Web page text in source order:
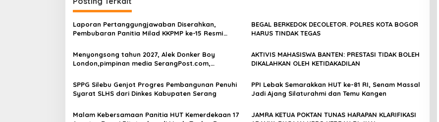
Laporan Pertanggungjawaban Diserahkan,
Pembubaran Panitia Milad KKPMP ke-15 Resmi
BEGAL BERKEDOK DECOLETOR. POLRES KOTA BOGOR
HARUS TINDAK TEGAS
Menyongsong tahun 2027, Alek Donker Boy
London,pimpinan media SerangPost.com,
meningkatkan profesionalisme dalam menjalankan
tugas jurnalistik
AKTIVIS MAHASISWA BANTEN: PRESTASI TIDAK BOLEH
DIKALAHKAN OLEH KETIDAKADILAN
SPPG Silebu Genjot Progres Pembangunan Penuhi
Syarat SLHS dari Dinkes Kabupaten Serang
PPI Lebak Semarakkan HUT ke-81 RI, Senam Massal
Jadi Ajang Silaturahmi dan Temu Kangen
Malam Kebersamaan Panitia HUT Kemerdekaan 17
JAMRA KETUA POKTAN TUNAS HARAPAN KLARIFIKASI